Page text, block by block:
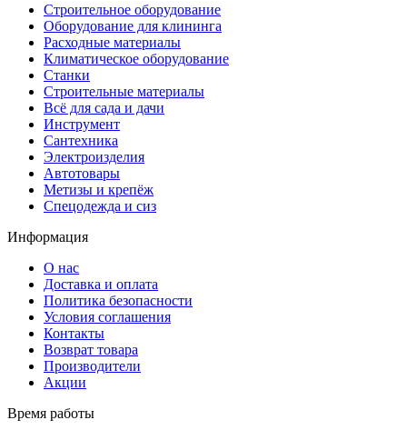
Строительное оборудование
Оборудование для клининга
Расходные материалы
Климатическое оборудование
Станки
Строительные материалы
Всё для сада и дачи
Инструмент
Сантехника
Электроизделия
Автотовары
Метизы и крепёж
Спецодежда и сиз
Информация
О нас
Доставка и оплата
Политика безопасности
Условия соглашения
Контакты
Возврат товара
Производители
Акции
Время работы